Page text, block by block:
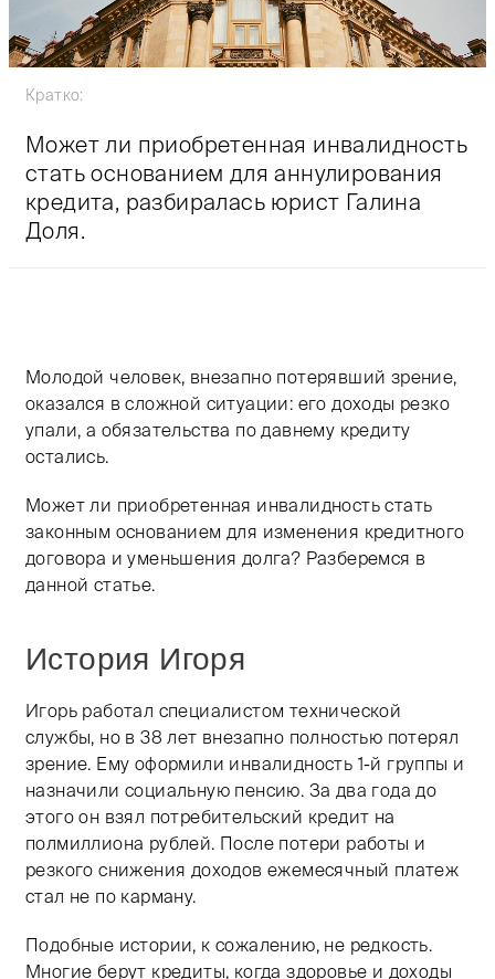
Кратко:
Может ли приобретенная инвалидность
стать основанием для аннулирования
кредита, разбиралась юрист Галина
Доля.
Молодой человек, внезапно потерявший зрение,
оказался в сложной ситуации: его доходы резко
упали, а обязательства по давнему кредиту
остались.
Может ли приобретенная инвалидность стать
законным основанием для изменения кредитного
договора и уменьшения долга? Разберемся в
данной статье.
История Игоря
Игорь работал специалистом технической
службы, но в 38 лет внезапно полностью потерял
зрение. Ему оформили инвалидность 1-й группы и
назначили социальную пенсию. За два года до
этого он взял потребительский кредит на
полмиллиона рублей. После потери работы и
резкого снижения доходов ежемесячный платеж
стал не по карману.
Подобные истории, к сожалению, не редкость.
Многие берут кредиты, когда здоровье и доходы